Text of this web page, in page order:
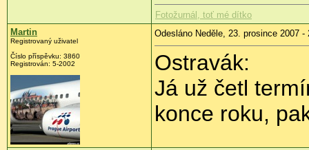
Fotožurnál, toť mé dítko
Martin
Registrovaný uživatel
Číslo příspěvku: 3860
Registrován: 5-2002
Odesláno Neděle, 23. prosince 2007 -
Ostravák:
Já už četl
konce roku,